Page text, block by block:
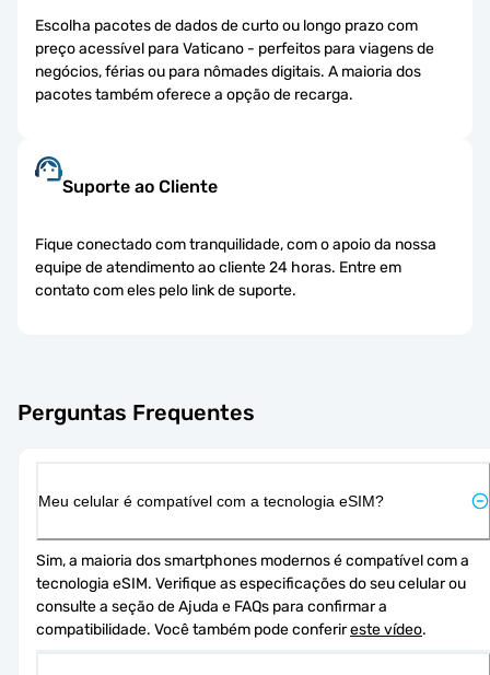
Escolha pacotes de dados de curto ou longo prazo com
preço acessível para Vaticano - perfeitos para viagens de
negócios, férias ou para nômades digitais. A maioria dos
pacotes também oferece a opção de recarga.
Suporte ao Cliente
Fique conectado com tranquilidade, com o apoio da nossa
equipe de atendimento ao cliente 24 horas. Entre em
contato com eles pelo link de suporte.
Perguntas Frequentes
Meu celular é compatível com a tecnologia eSIM?
Sim, a maioria dos smartphones modernos é compatível com a
tecnologia eSIM. Verifique as especificações do seu celular ou
consulte a seção de Ajuda e FAQs para confirmar a
compatibilidade. Você também pode conferir este vídeo.